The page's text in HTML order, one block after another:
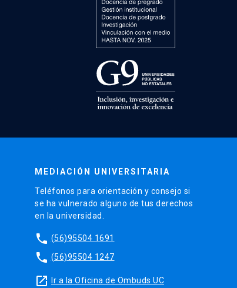
MEDIACIÓN UNIVERSITARIA
Teléfonos para orientación y consejo si
se ha vulnerado alguno de tus derechos
en la universidad.
phone (56)95504 1691
phone (56)95504 1247
launch Ir a la Oficina de Ombuds UC